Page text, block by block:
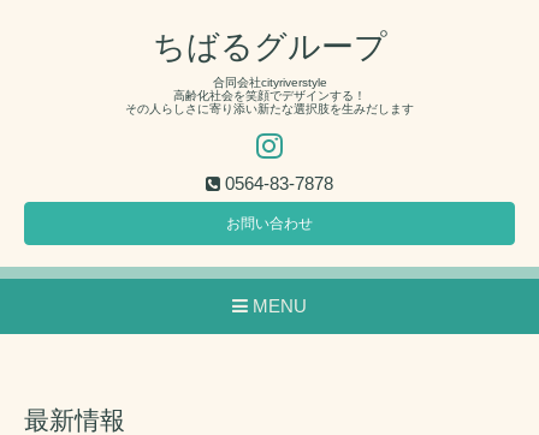
ちばるグループ
合同会社cityriverstyle
高齢化社会を笑顔でデザインする！
その人らしさに寄り添い新たな選択肢を生みだします
0564-83-7878
お問い合わせ
MENU
最新情報